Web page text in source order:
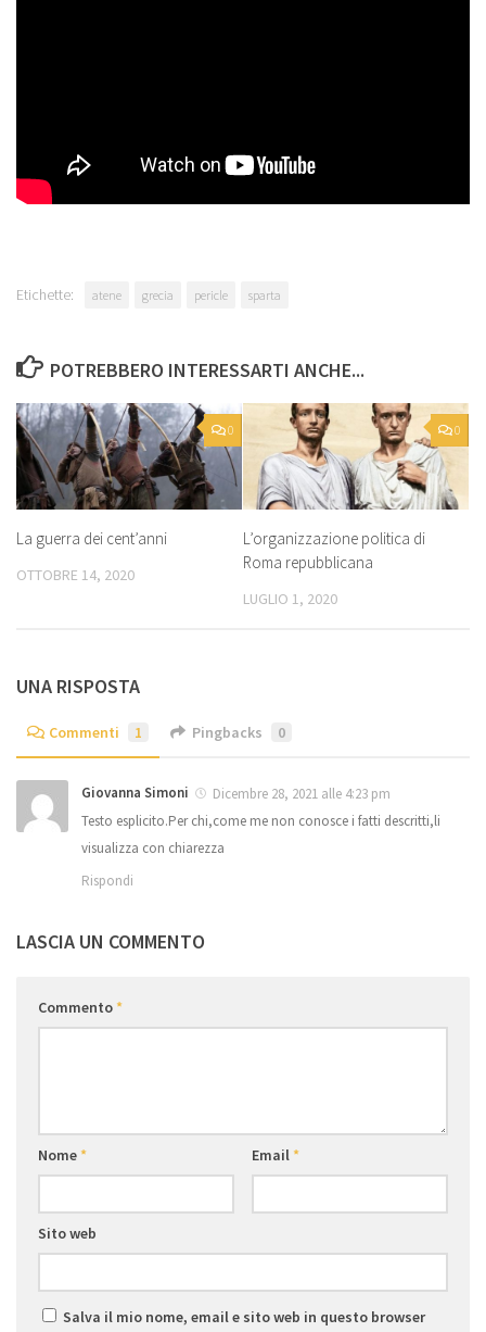
Etichette: atene grecia pericle sparta
POTREBBERO INTERESSARTI ANCHE...
0
La guerra dei cent’anni
OTTOBRE 14, 2020
0
L’organizzazione politica di
Roma repubblicana
LUGLIO 1, 2020
UNA RISPOSTA
Commenti 1 Pingbacks 0
Giovanna Simoni
Dicembre 28, 2021 alle 4:23 pm
Testo esplicito.Per chi,come me non conosce i fatti descritti,li
visualizza con chiarezza
Rispondi
LASCIA UN COMMENTO
Commento*
Nome* Email *
Sito web
Salva il mio nome, email e sito web in questo browser